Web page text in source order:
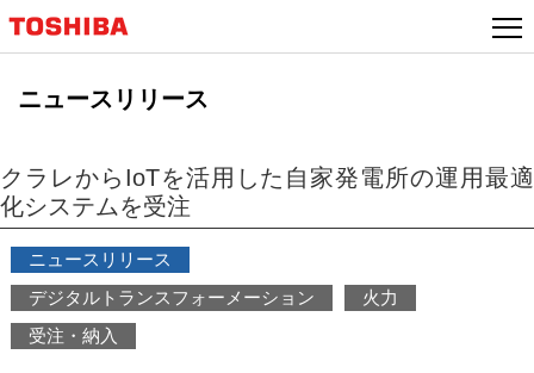
ジ
プ
ニュースリリース
クラレからIoTを活用した自家発電所の運用最適
化システムを受注
ニュースリリース
デジタルトランスフォーメーション
火力
受注・納入